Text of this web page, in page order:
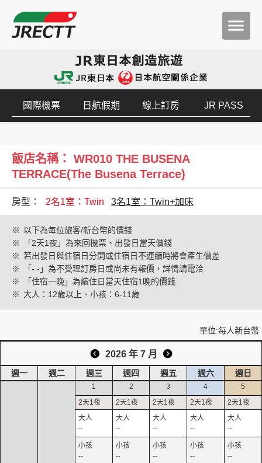
國際機票 日航假期 線上訂房 JR PASS
飯店名稱： WR010 THE BUSENA
TERRACE(The Busena Terrace)
房型： 2名1室：Twin 3名1室：Twin+加床
※ 以下為每位旅客/新台幣的價錢
※
「2天1夜」為來回機票、出發日當天價錢
※ 若出發日與住宿日分開或住宿日不連續時將會產生價差
※
「- -」為不受理訂房日或尚未有報價，詳情請電洽
※
「住宿一晚」為續住日當天住宿1晚的價錢
※ 大人：12歲以上、小孩：6-11歲
單位:每人新台幣
2026 年 7 月
週一 週二 週三 週四 週五 週六 週日
1
--
--
2
--
--
3
--
--
4
--
--
5
--
--